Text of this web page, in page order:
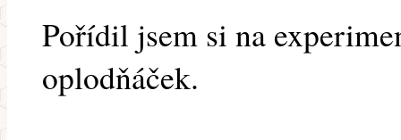
Pořídil jsem si na
oplodňáček.